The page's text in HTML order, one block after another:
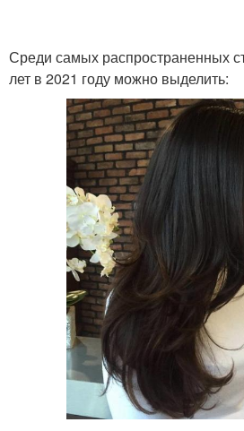
Среди самых распространенных
лет в 2021 году можно выделить: